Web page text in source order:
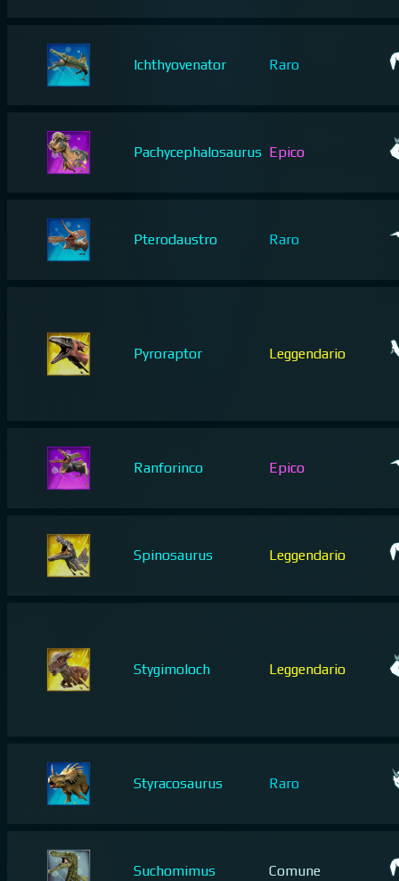
Ichthyovenator Raro
Pachycephalosaurus Epico
Pterodaustro Raro
Pyroraptor Leggendario
Ranforinco Epico
Spinosaurus Leggendario
Stygimoloch Leggendario
Styracosaurus Raro
Suchomimus Comune